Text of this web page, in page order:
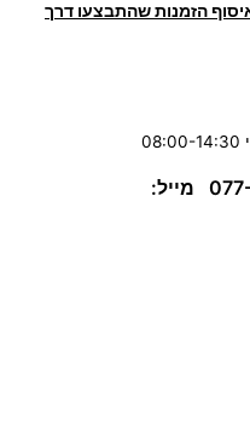
הזמנות שהתבצעו דרך
מייל: